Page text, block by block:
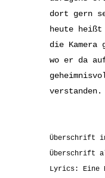
dort gern
heute heißt
die
wo er da
Überschrift
Überschrift
Lyrics: Eine